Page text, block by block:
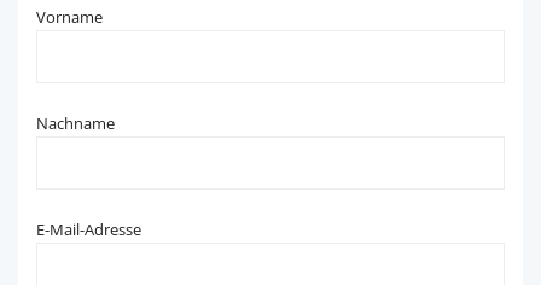
Vorname
Nachname
E-Mail-Adresse